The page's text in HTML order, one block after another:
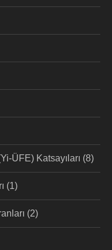
ÜFE) Katsayıları (8)
(1)
(2)